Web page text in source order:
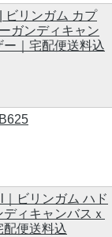
ビリンガム カプ
ガンディキャン
｜宅配便送料込
ビリンガム ハド
ィキャンバスｘ
便送料込